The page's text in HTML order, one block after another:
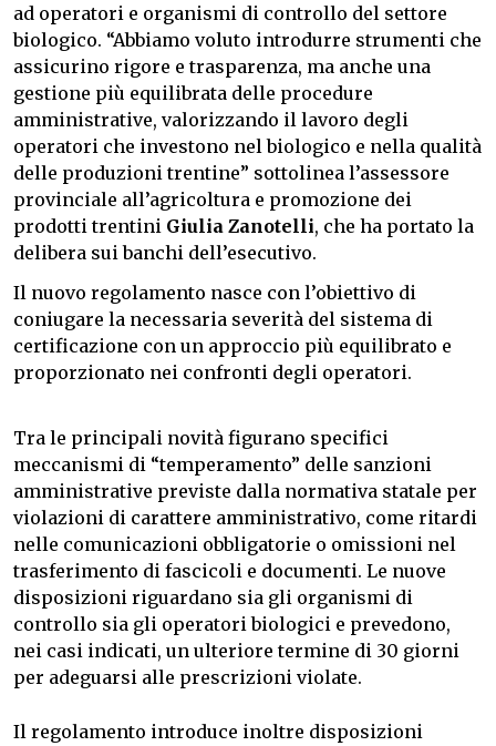
ad operatori e organismi di controllo del settore
biologico. “Abbiamo voluto introdurre strumenti che
assicurino rigore e trasparenza, ma anche una
gestione più equilibrata delle procedure
amministrative, valorizzando il lavoro degli
operatori che investono nel biologico e nella qualità
delle produzioni trentine” sottolinea l’assessore
provinciale all’agricoltura e promozione dei
prodotti trentini Giulia Zanotelli, che ha portato la
delibera sui banchi dell’esecutivo.
Il nuovo regolamento nasce con l’obiettivo di
coniugare la necessaria severità del sistema di
certificazione con un approccio più equilibrato e
proporzionato nei confronti degli operatori.
Tra le principali novità figurano specifici
meccanismi di “temperamento” delle sanzioni
amministrative previste dalla normativa statale per
violazioni di carattere amministrativo, come ritardi
nelle comunicazioni obbligatorie o omissioni nel
trasferimento di fascicoli e documenti. Le nuove
disposizioni riguardano sia gli organismi di
controllo sia gli operatori biologici e prevedono,
nei casi indicati, un ulteriore termine di 30 giorni
per adeguarsi alle prescrizioni violate.
Il regolamento introduce inoltre disposizioni